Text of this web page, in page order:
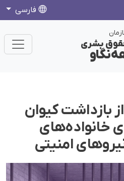
فارسی
بشری
بازداشت کیوان
خانواده‌های
امنیتی